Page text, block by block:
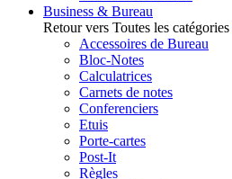
Business & Bureau
Retour vers Toutes les catégories
Accessoires de Bureau
Bloc-Notes
Calculatrices
Carnets de notes
Conferenciers
Etuis
Porte-cartes
Post-It
Règles